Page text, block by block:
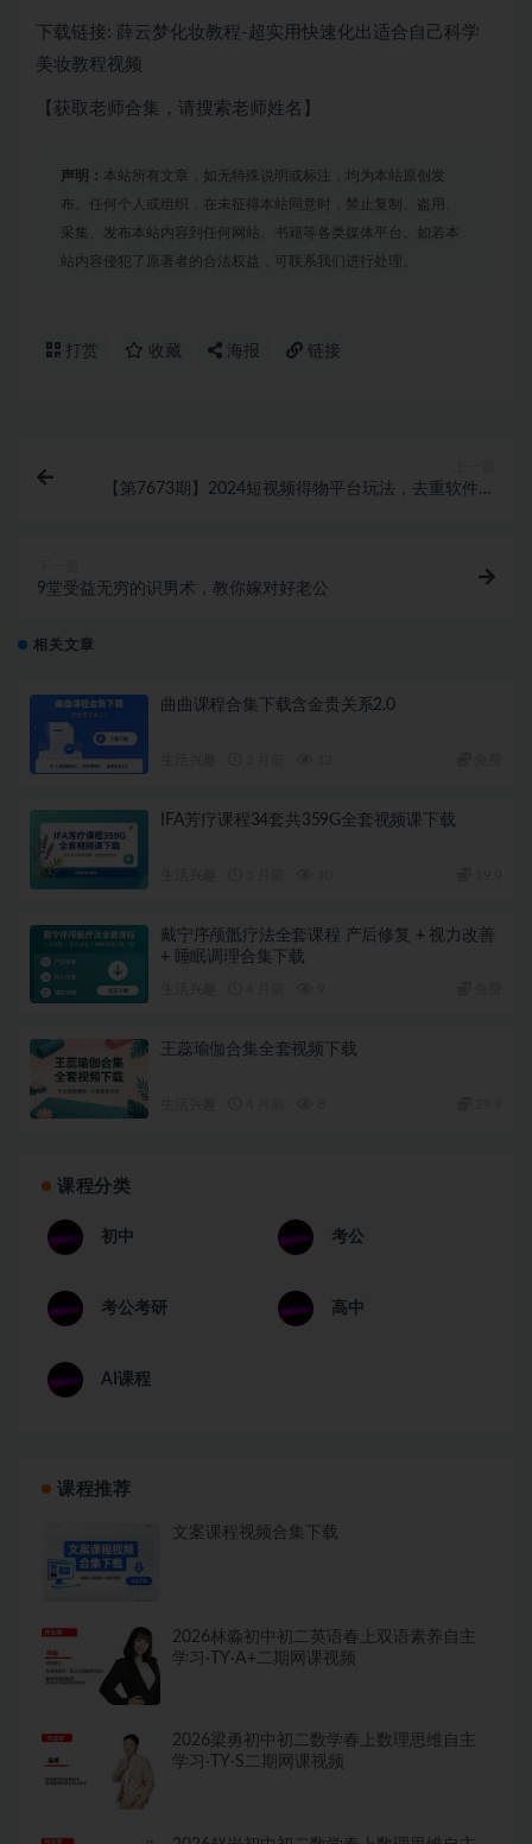
下载链接: 薛云梦化妆教程-超实用快速化出适合自己科学
美妆教程视频
【获取老师合集，请搜索老师姓名】
声明： 本站所有文章，如无特殊说明或标注，均为本站原创发
布。任何个人或组织，在未征得本站同意时，禁止复制、盗用、
采集、发布本站内容到任何网站、书籍等各类媒体平台。如若本
站内容侵犯了原著者的合法权益，可联系我们进行处理。
打赏 收藏 海报 链接
【第7673期】2024短视频得物平台玩法，去重软件加
9堂受益无穷的识男术，教你嫁对好老公
相关文章
曲曲课程合集下载含金贵关系2.0
IFA芳疗课程34套共359G全套视频课下载
戴宁序颅骶疗法全套课程 产后修复 + 视力改善
+ 睡眠调理合集下载
王蕊瑜伽合集全套视频下载
课程分类
初中 考公
考公考研 高中
AI课程
课程推荐
文案课程视频合集下载
2026林淼初中初二英语春上双语素养自主
学习·TY·A+二期网课视频
2026梁勇初中初二数学春上数理思维自主
学习·TY·S二期网课视频